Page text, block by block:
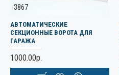
3867
АВТОМАТИЧЕСКИЕ
СЕКЦИОННЫЕ ВОРОТА ДЛЯ
ГАРАЖА
1000.00р.